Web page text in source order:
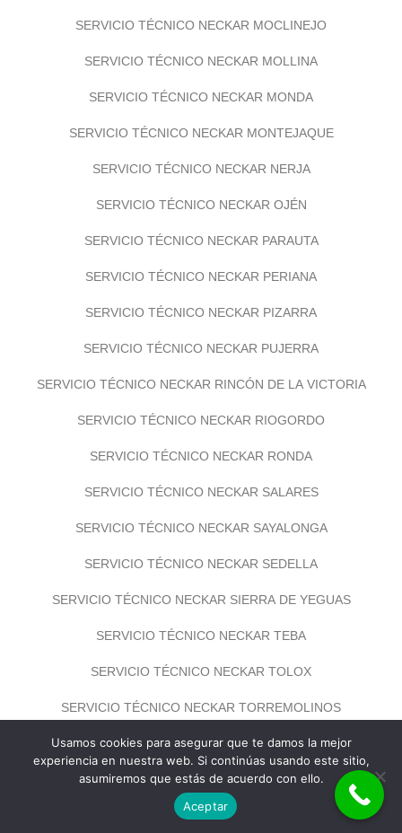
SERVICIO TÉCNICO NECKAR MOCLINEJO
SERVICIO TÉCNICO NECKAR MOLLINA
SERVICIO TÉCNICO NECKAR MONDA
SERVICIO TÉCNICO NECKAR MONTEJAQUE
SERVICIO TÉCNICO NECKAR NERJA
SERVICIO TÉCNICO NECKAR OJÉN
SERVICIO TÉCNICO NECKAR PARAUTA
SERVICIO TÉCNICO NECKAR PERIANA
SERVICIO TÉCNICO NECKAR PIZARRA
SERVICIO TÉCNICO NECKAR PUJERRA
SERVICIO TÉCNICO NECKAR RINCÓN DE LA VICTORIA
SERVICIO TÉCNICO NECKAR RIOGORDO
SERVICIO TÉCNICO NECKAR RONDA
SERVICIO TÉCNICO NECKAR SALARES
SERVICIO TÉCNICO NECKAR SAYALONGA
SERVICIO TÉCNICO NECKAR SEDELLA
SERVICIO TÉCNICO NECKAR SIERRA DE YEGUAS
SERVICIO TÉCNICO NECKAR TEBA
SERVICIO TÉCNICO NECKAR TOLOX
SERVICIO TÉCNICO NECKAR TORREMOLINOS
SERVICIO TÉCNICO NECKAR TORROX
SERVICIO TÉCNICO NECKAR TOTALÁN
SERVICIO TÉCNICO NECKAR VALLE DE ABDALAJÍS
Usamos cookies para asegurar que te damos la mejor
experiencia en nuestra web. Si continúas usando este sitio,
asumiremos que estás de acuerdo con ello.
Aceptar